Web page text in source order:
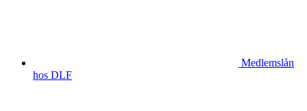
Medlemslån
hos DLF